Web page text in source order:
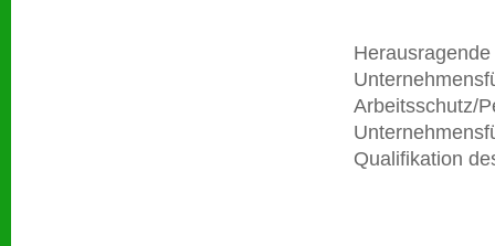
Arbeitsschutz/
Qualifikation